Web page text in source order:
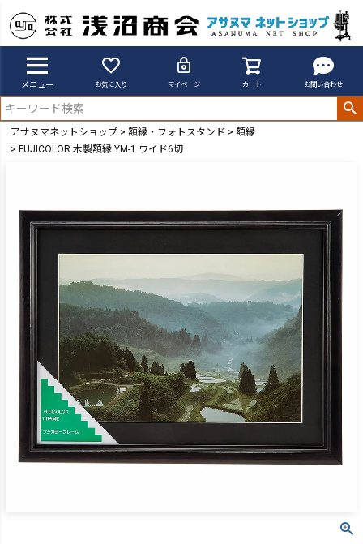
メニュー お気に入り マイページ カート お問い合わせ
アサヌマネットショップ 額縁・フォトスタンド
額縁
FUJICOLOR 木製額縁 YM-1 ワイド6切